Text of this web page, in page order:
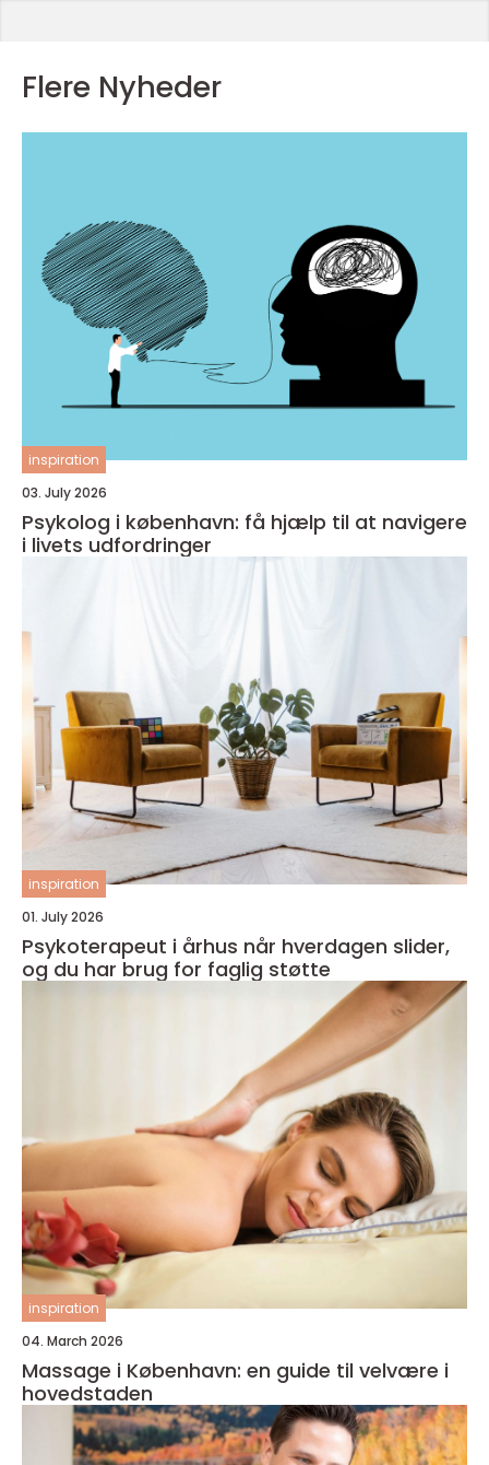
Flere Nyheder
inspiration
03. July 2026
Psykolog i københavn: få hjælp til at navigere
i livets udfordringer
inspiration
01. July 2026
Psykoterapeut i århus når hverdagen slider,
og du har brug for faglig støtte
inspiration
04. March 2026
Massage i København: en guide til velvære i
hovedstaden